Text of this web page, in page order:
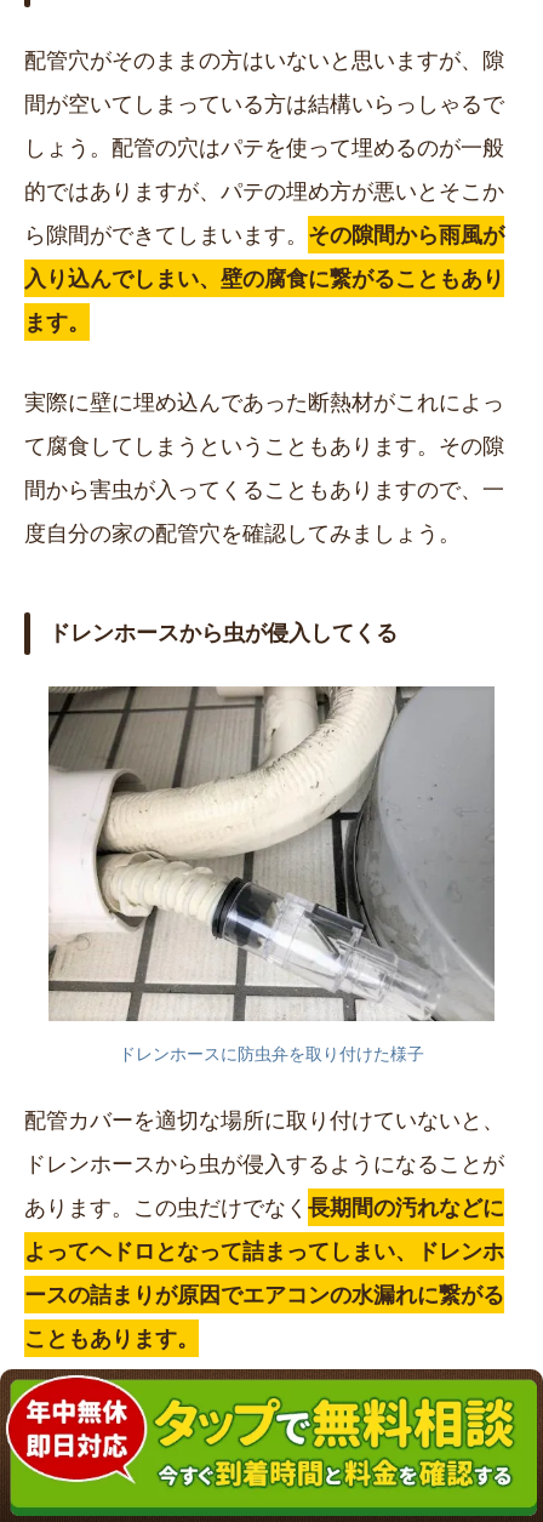
配管穴がそのままの方はいないと思いますが、隙
間が空いてしまっている方は結構いらっしゃるで
しょう。配管の穴はパテを使って埋めるのが一般
的ではありますが、パテの埋め方が悪いとそこか
ら隙間ができてしまいます。 その隙間から雨風が
入り込んでしまい、壁の腐食に繋がることもあり
ます。
実際に壁に埋め込んであった断熱材がこれによっ
て腐食してしまうということもあります。その隙
間から害虫が入ってくることもありますので、一
度自分の家の配管穴を確認してみましょう。
ドレンホースから虫が侵入してくる
ドレンホースに防虫弁を取り付けた様子
配管カバーを適切な場所に取り付けていないと、
ドレンホースから虫が侵入するようになることが
あります。この虫だけでなく 長期間の汚れなどに
よってヘドロとなって詰まってしまい、ドレンホ
ースの詰まりが原因でエアコンの水漏れに繋がる
こともあります。
ドレンホースからの虫の侵入を防止するには『防
虫弁』が必要になります。市販ではバルサン株式
会社から『防虫キャップ』という名でエアコンの